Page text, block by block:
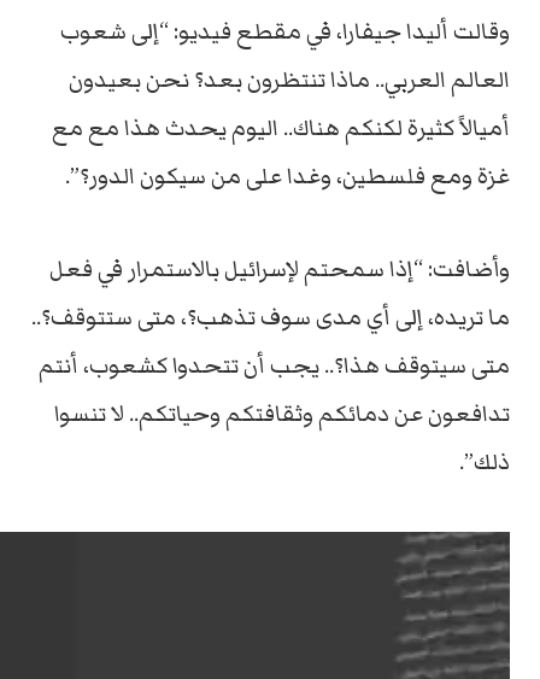
وقالت أليدا جيفارا، في مقطع فيديو: “إلى شعوب
العالم العربي.. ماذا تنتظرون بعد؟ نحن بعيدون
أميالاً كثيرة لكنكم هناك.. اليوم يحدث هذا مع مع
غزة ومع فلسطين، وغدا على من سيكون الدور؟”.
وأضافت: “إذا سمحتم لإسرائيل بالاستمرار في فعل
ما تريده، إلى أي مدى سوف تذهب؟، متى ستتوقف؟..
متى سيتوقف هذا؟.. يجب أن تتحدوا كشعوب، أنتم
تدافعون عن دمائكم وثقافتكم وحياتكم.. لا تنسوا
ذلك”.